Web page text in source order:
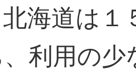
海道は１
利用の